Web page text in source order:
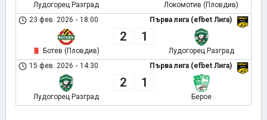
Лудогорец Разград
Локомотив (Пловдив)
Първа лига (efbet Лига)
23 фев. 2026 - 18:00
Ботев (Пловдив)
2 1
Лудогорец Разград
Първа лига (efbet Лига)
15 фев. 2026 - 14:30
Лудогорец Разград
2 1
Берое